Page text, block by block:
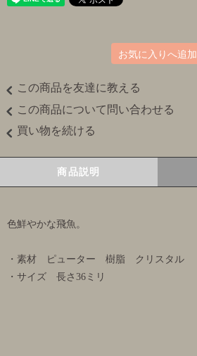
お気に入りへ追加
この商品を友達に教える
この商品について問い合わせる
買い物を続ける
商品説明
色鮮やかな飛魚。
・素材 ピューター 樹脂 クリスタル
・サイズ 長さ36ミリ